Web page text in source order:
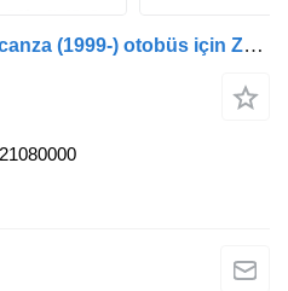
Solaris Urbino, Alpino, Vacanza (1999-) otobüs için ZF Urbino (01.99-) 8098955698 hidrolik amplifikatör